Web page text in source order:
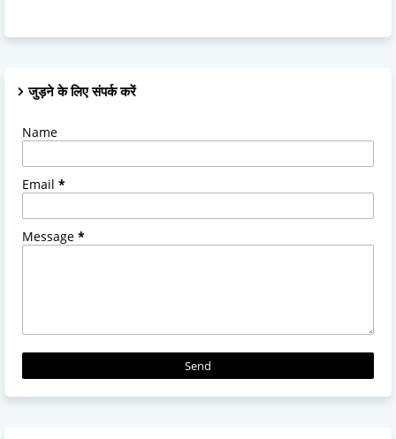
जुड़ने के लिए संपर्क करें
Name
Email *
Message *